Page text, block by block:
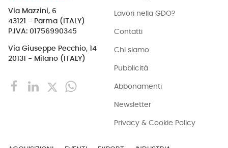
Via Mazzini, 6
43121 - Parma (ITALY)
P.IVA: 01756990345
Via Giuseppe Pecchio, 14
20131 - Milano (ITALY)
Lavori nella GDO?
Contatti
Chi siamo
Pubblicità
Abbonamenti
Newsletter
Privacy & Cookie Policy